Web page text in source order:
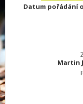
Datum pořádání
Martin